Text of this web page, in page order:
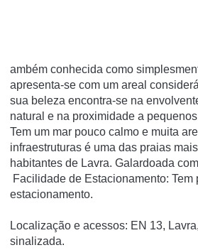
ambém conhecida como
apresenta-se com um areal
sua beleza encontra-se na
natural e na proximidade a
Tem um mar pouco calmo e muita
infraestruturas é uma das praias
habitantes de Lavra. Galardoada
Facilidade de Estacionamento: Tem
estacionamento.
Localização e acessos: EN 13,
sinalizada.